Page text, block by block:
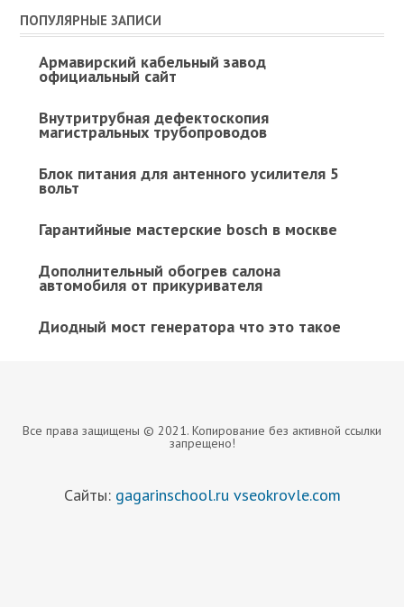
ПОПУЛЯРНЫЕ ЗАПИСИ
Армавирский кабельный завод
официальный сайт
Внутритрубная дефектоскопия
магистральных трубопроводов
Блок питания для антенного усилителя 5
вольт
Гарантийные мастерские bosch в москве
Дополнительный обогрев салона
автомобиля от прикуривателя
Диодный мост генератора что это такое
Все права защищены © 2021. Копирование без активной ссылки
запрещено!
Сайты: gagarinschool.ru vseokrovle.com